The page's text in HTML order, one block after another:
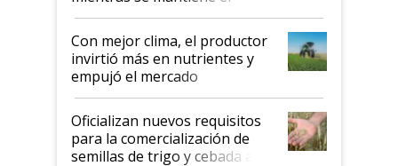
conflicto en Medio Oriente
Con mejor clima, el productor
invirtió más en nutrientes y
empujó el mercado
Oficializan nuevos requisitos
para la comercialización de
semillas de trigo y cebada a